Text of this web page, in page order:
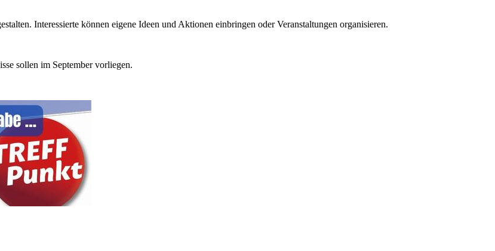
Interessierte können eigene Ideen und Aktionen einbringen oder Veranstaltungen organisieren.
sollen im September vorliegen.